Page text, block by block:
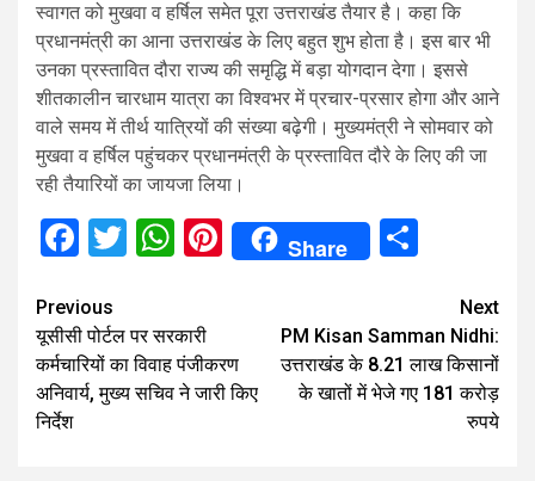
स्वागत को मुखवा व हर्षिल समेत पूरा उत्तराखंड तैयार है। कहा कि
प्रधानमंत्री का आना उत्तराखंड के लिए बहुत शुभ होता है। इस बार भी
उनका प्रस्तावित दौरा राज्य की समृद्धि में बड़ा योगदान देगा। इससे
शीतकालीन चारधाम यात्रा का विश्वभर में प्रचार-प्रसार होगा और आने
वाले समय में तीर्थ यात्रियों की संख्या बढ़ेगी। मुख्यमंत्री ने सोमवार को
मुखवा व हर्षिल पहुंचकर प्रधानमंत्री के प्रस्तावित दौरे के लिए की जा
रही तैयारियों का जायजा लिया।
Facebook
Twitter
WhatsApp
Pinterest
Share
Continue
Reading
Previous
यूसीसी पोर्टल पर सरकारी
कर्मचारियों का विवाह पंजीकरण
अनिवार्य, मुख्य सचिव ने जारी किए
निर्देश
Next
PM Kisan Samman Nidhi:
उत्तराखंड के 8.21 लाख किसानों
के खातों में भेजे गए 181 करोड़
रुपये